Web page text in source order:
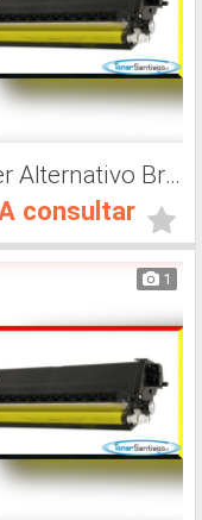
Toner Alternativo Brother TN 315Y, Impresora Láser
consultar
1